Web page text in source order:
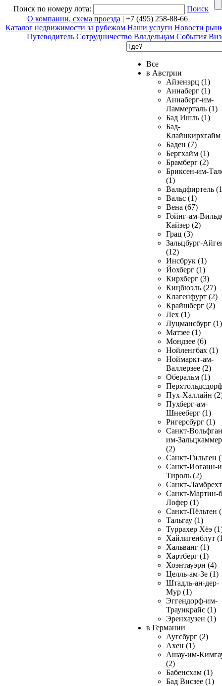
Поиск по номеру лота:
Поиск
О компании, схема проезда | +7 (495) 258-88-66
Каталог недвижимости за рубежом Наши услуги Новости
Путеводитель Сотрудничество Владельцам События
Все
в Австрии
Айзенэрц (1)
Аннаберг (1)
Аннаберг-им-
Ламмерталь (1)
Бад Ишль (1)
Бад-
Клайнкирхгайм
Баден (7)
Бергхайм (1)
Брамберг (2)
Бриксен-им-
(1)
Вальдфиртель
Вальс (1)
Вена (67)
Гойнг-ам-
Кайзер (2)
Грац (3)
Зальцбург-
(12)
Инсбрук (1)
Йохберг (1)
Кирхберг (3)
Кицбюэль (27)
Клагенфурт (2)
Крайшберг (2)
Лех (1)
Луцмансбург (1)
Матзее (1)
Мондзее (6)
Нойленгбах (1)
Ноймаркт-ам-
Валлерзее (2)
Оберальм (1)
Пух-Халлайн
Пухберг-ам-
Шнееберг (1)
Ригерсбург (1)
Санкт-
им-
(2)
Санкт-Гильген
Санкт-Иоганн-
Тироль (2)
Санкт-
Санкт-Мартин-
Лофер (1)
Санкт-Пёльтен
Тальгау (1)
Туррахер Хёэ
Хайлигенблут
Хальванг (1)
Хартберг (1)
Хоэнтауэрн (4)
Целль-ам-Зе (1)
Штадль-ан-дер-
Мур (1)
Эггендорф-им-
Траункрайс (1)
Эренхаузен (1)
в Германии
Аугсбург (2)
Ахен (1)
Ашау-им-
(2)
Бабенсхам (1)
Бад Висзее (1)